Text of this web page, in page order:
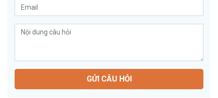
GỬI CÂU HỎI